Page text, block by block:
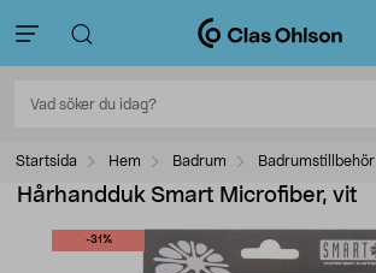
Startsida Hem Badrum Badrumstillbehör
Hårhandduk Smart Microfiber, vit
-31%